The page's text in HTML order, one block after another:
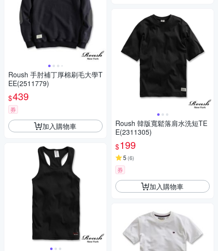
Roush 手肘補丁厚棉刷毛大學T
EE(2511779)
$439
券
加入購物車
Roush 韓版寬鬆落肩水洗短TE
E(2311305)
$199
5 (6)
券
加入購物車